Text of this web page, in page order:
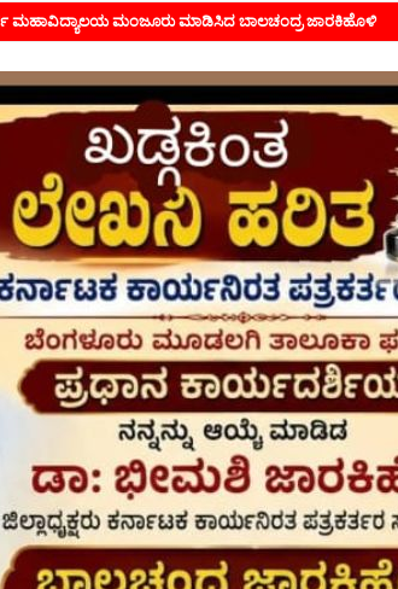
ಮಹಾವಿದ್ಯಾಲಯ ಮಂಜೂರು ಮಾಡಿಸಿದ ಬಾಲಚಂದ್ರ ಜಾರಕಿಹೊಳಿ